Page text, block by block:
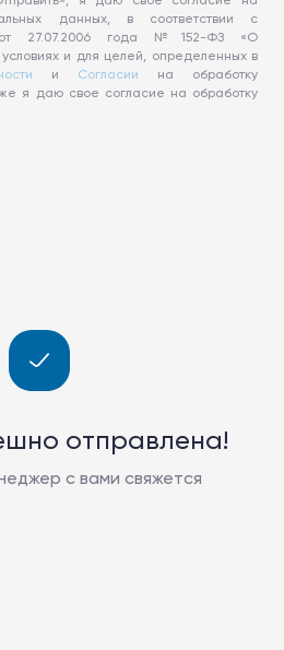
данных, в соответствии с
от 27.07.2006 года №152-ФЗ «О
и для целей, определенных в
и Согласии на обработку
я даю свое согласие на обработку
отправлена!
с вами свяжется